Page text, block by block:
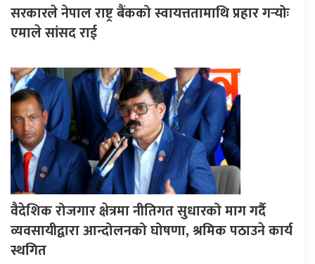
सरकारले नेपाल राष्ट्र बैंकको स्वायत्ततामाथि प्रहार गर्‍योः
एमाले सांसद राई
वैदेशिक रोजगार क्षेत्रमा नीतिगत सुधारको माग गर्दै
व्यवसायीद्वारा आन्दोलनको घोषणा, श्रमिक पठाउने कार्य
स्थगित